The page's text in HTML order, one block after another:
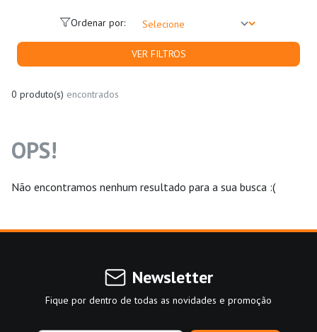
VER FILTROS
Ordenar por:
0 produto(s) encontrados
OPS!
Não encontramos nenhum resultado para a sua busca :(
Newsletter
Fique por dentro de todas as novidades e promoção